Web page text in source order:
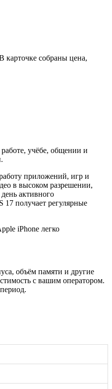
карточке собраны цена,
учёбе, общении и
приложений, игр и
в высоком разрешении,
активного
получает регулярные
iPhone легко
объём памяти и другие
с вашим оператором.